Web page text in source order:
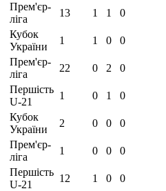
Прем'єр-
ліга
13 1 1 0
Кубок
України
1 1 0 0
Прем'єр-
ліга
22 0 2 0
Першість
U-21
1 0 1 0
Кубок
України
2 0 0 0
Прем'єр-
ліга
1 0 0 0
Першість
U-21
12 1 0
0